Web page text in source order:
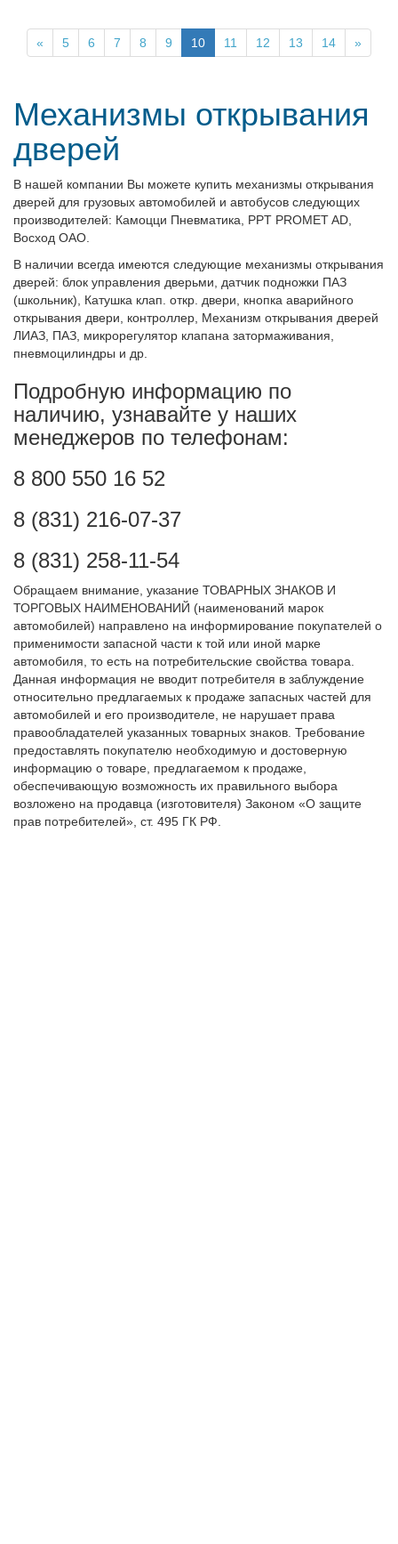
« 5 6 7 8 9 10 11 12 13 14 »
Механизмы открывания
дверей
В нашей компании Вы можете купить механизмы открывания
дверей для грузовых автомобилей и автобусов следующих
производителей: Камоцци Пневматика, PPT PROMET AD,
Восход ОАО.
В наличии всегда имеются следующие механизмы открывания
дверей: блок управления дверьми, датчик подножки ПАЗ
(школьник) , Катушка клап. откр. двери , кнопка аварийного
открывания двери , контроллер , Механизм открывания дверей
ЛИАЗ , ПАЗ, микрорегулятор клапана затормаживания
пневмоцилиндры и др.
Подробную информацию по
наличию, узнавайте у наших
менеджеров по телефонам:
8 800 550 16 52
8 (831) 216-07-37
8 (831) 258-11-54
Обращаем внимание, указание ТОВАРНЫХ ЗНАКОВ И
ТОРГОВЫХ НАИМЕНОВАНИЙ (наименований марок
автомобилей) направлено на информирование покупателей о
применимости запасной части к той или иной марке
автомобиля, то есть на потребительские свойства товара.
Данная информация не вводит потребителя в заблуждение
относительно предлагаемых к продаже запасных частей для
автомобилей и его производителе, не нарушает права
правообладателей указанных товарных знаков. Требование
предоставлять покупателю необходимую и достоверную
информацию о товаре, предлагаемом к продаже,
обеспечивающую возможность их правильного выбора
возложено на продавца (изготовителя) Законом «О защите
прав потребителей», ст. 495 ГК РФ.